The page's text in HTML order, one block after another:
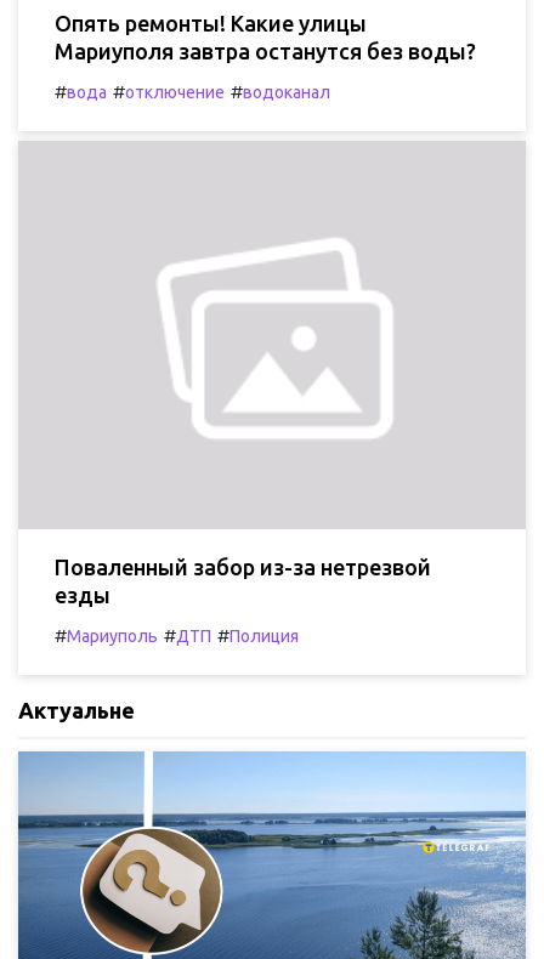
Опять ремонты! Какие улицы
Мариуполя завтра останутся без воды?
#вода #отключение #водоканал
Поваленный забор из-за нетрезвой
езды
#Мариуполь #ДТП #Полиция
Актуальне